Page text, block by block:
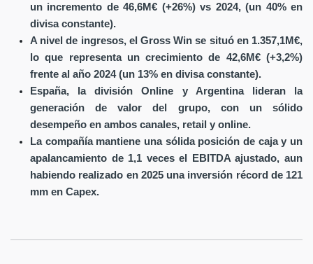
un incremento de 46,6M€ (+26%) vs 2024, (un 40% en
divisa constante).
A nivel de ingresos, el Gross Win se situó en 1.357,1M€,
lo que representa un crecimiento de 42,6M€ (+3,2%)
frente al año 2024 (un 13% en divisa constante).
España, la división Online y Argentina lideran la
generación de valor del grupo, con un sólido
desempeño en ambos canales, retail y online.
La compañía mantiene una sólida posición de caja y un
apalancamiento de 1,1 veces el EBITDA ajustado, aun
habiendo realizado en 2025 una inversión récord de 121
mm en Capex.